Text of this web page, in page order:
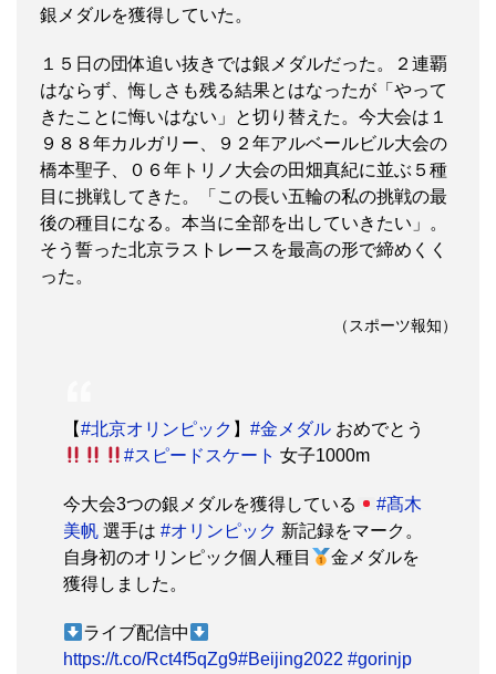
銀メダルを獲得していた。
１５日の団体追い抜きでは銀メダルだった。２連覇
はならず、悔しさも残る結果とはなったが「やって
きたことに悔いはない」と切り替えた。今大会は１
９８８年カルガリー、９２年アルベールビル大会の
橋本聖子、０６年トリノ大会の田畑真紀に並ぶ５種
目に挑戦してきた。「この長い五輪の私の挑戦の最
後の種目になる。本当に全部を出していきたい」。
そう誓った北京ラストレースを最高の形で締めくく
った。
（スポーツ報知）
【#北京オリンピック 】 #金メダル おめでとう
#スピードスケート 女子1000m
今大会3つの銀メダルを獲得している
#髙木
美帆 選手は #オリンピック 新記録をマーク。
自身初のオリンピック個人種目
金メダルを
獲得しました。
ライブ配信中
https://t.co/Rct4f5qZg9#Beijing2022 #gorinjp